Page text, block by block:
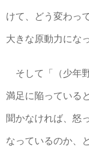
けて、どう変わっ
大きな原動力にな
そして「（少年
満足に陥っている
聞かなければ、怒
なっているのか、